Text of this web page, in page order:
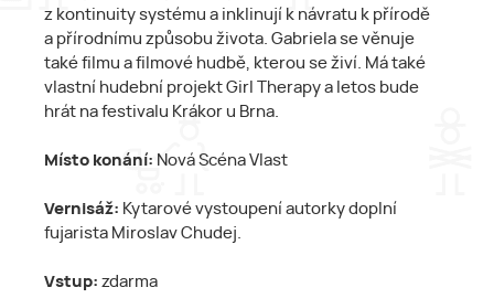
z kontinuity systému a inklinují k návratu k přírodě
a přírodnímu způsobu života. Gabriela se věnuje
také filmu a filmové hudbě, kterou se živí. Má také
vlastní hudební projekt Girl Therapy a letos bude
hrát na festivalu Krákor u Brna.
Místo konání: Nová Scéna Vlast
Vernisáž: Kytarové vystoupení autorky doplní
fujarista Miroslav Chudej.
Vstup: zdarma